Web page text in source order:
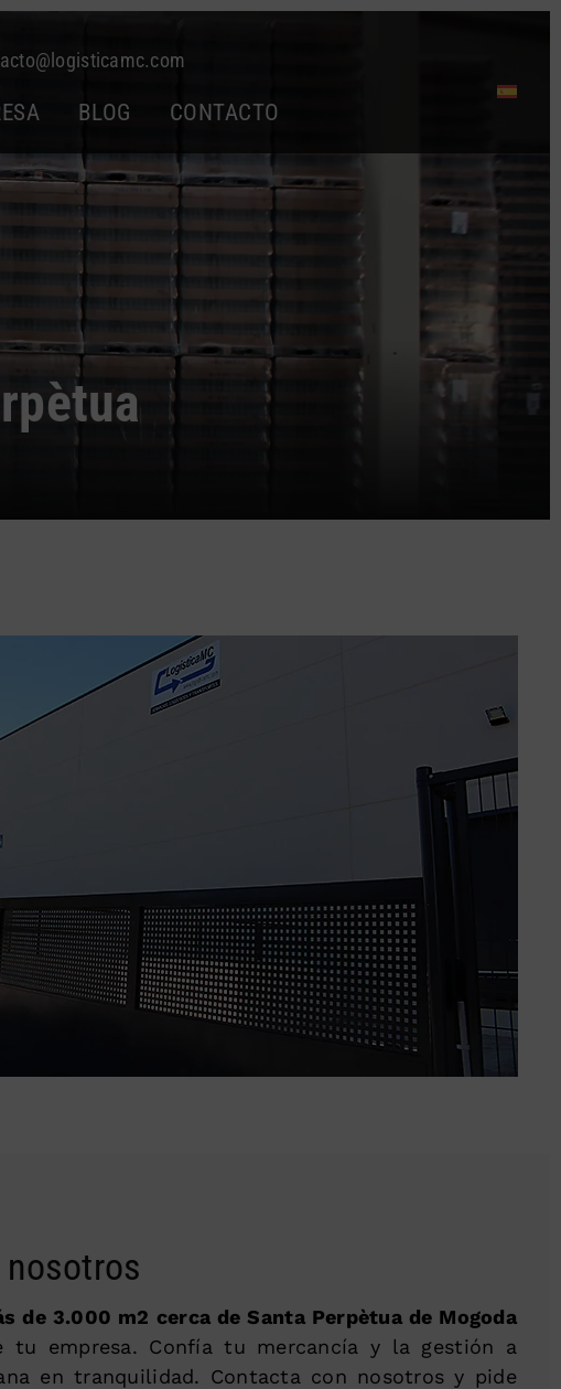
BLOG CONTACTO
de 3.000 m2 cerca de Santa Perpètua de Mogoda
tu empresa. Confía tu mercancía y la gestión a
en tranquilidad. Contacta con nosotros y pide